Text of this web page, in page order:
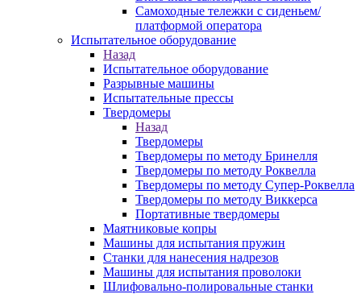
Самоходные тележки с сиденьем/
платформой оператора
Испытательное оборудование
Назад
Испытательное оборудование
Разрывные машины
Испытательные прессы
Твердомеры
Назад
Твердомеры
Твердомеры по методу Бринелля
Твердомеры по методу Роквелла
Твердомеры по методу Супер-Роквелла
Твердомеры по методу Виккерса
Портативные твердомеры
Маятниковые копры
Машины для испытания пружин
Станки для нанесения надрезов
Машины для испытания проволоки
Шлифовально-полировальные станки